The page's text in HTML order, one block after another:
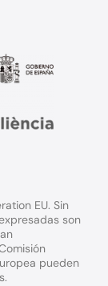
EU. Sin
son
pueden